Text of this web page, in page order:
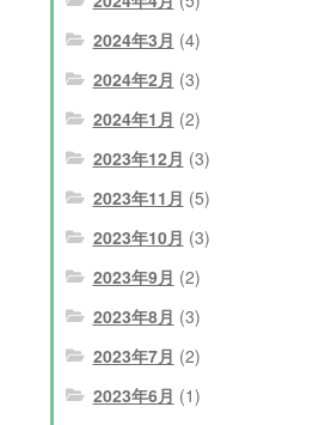
2024年3月 (4)
2024年2月 (3)
2024年1月 (2)
2023年12月 (3)
2023年11月 (5)
2023年10月 (3)
2023年9月 (2)
2023年8月 (3)
2023年7月 (2)
2023年6月 (1)